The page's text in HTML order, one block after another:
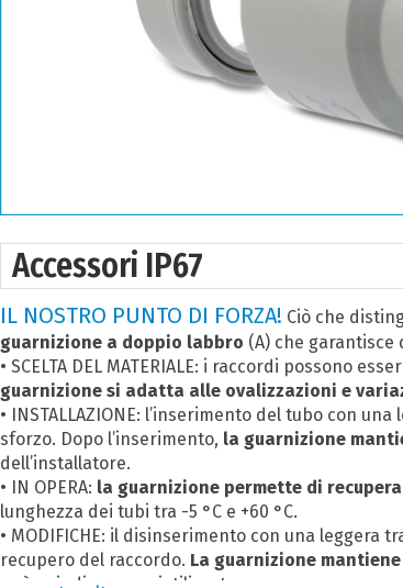
Accessori IP67
IL NOSTRO PUNTO DI FORZA! Ciò che
guarnizione a doppio labbro (A) che
• SCELTA DEL MATERIALE: i raccordi possono
guarnizione si adatta alle ovalizzazioni e
• INSTALLAZIONE: l’inserimento del tubo con
sforzo. Dopo l’inserimento, la guarnizione
dell’installatore.
• IN OPERA: la guarnizione permette di
lunghezza dei tubi tra -5 °C e +60 °C.
• MODIFICHE: il disinserimento con una
recupero del raccordo. La guarnizione